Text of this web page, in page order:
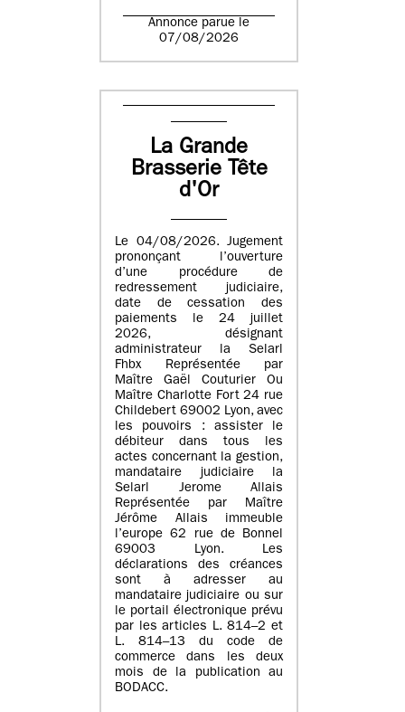
Annonce parue le
07/08/2026
La Grande
Brasserie Tête
d'Or
Le 04/08/2026. Jugement
prononçant l’ouverture
d’une procédure de
redressement judiciaire,
date de cessation des
paiements le 24 juillet
2026, désignant
administrateur la Selarl
Fhbx Représentée par
Maître Gaël Couturier Ou
Maître Charlotte Fort 24 rue
Childebert 69002 Lyon, avec
les pouvoirs : assister le
débiteur dans tous les
actes concernant la gestion,
mandataire judiciaire la
Selarl Jerome Allais
Représentée par Maître
Jérôme Allais immeuble
l’europe 62 rue de Bonnel
69003 Lyon. Les
déclarations des créances
sont à adresser au
mandataire judiciaire ou sur
le portail électronique prévu
par les articles L. 814–2 et
L. 814–13 du code de
commerce dans les deux
mois de la publication au
BODACC.